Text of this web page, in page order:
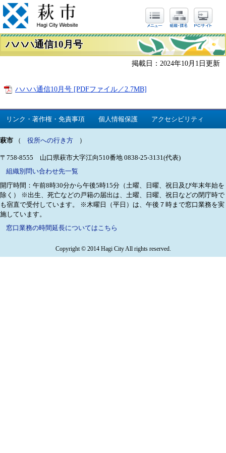
ハハハ通信10月号
掲載日：2024年10月1日更新
ハハハ通信10月号 [PDFファイル／2.7MB]
リンク・著作権・免責事項 個人情報保護 アクセシビリティ
萩市 （ 役所への行き方 ）
〒758-8555 山口県萩市大字江向510番地 0838-25-3131(代表)
組織別問い合わせ先一覧
開庁時間：午前8時30分から午後5時15分（土曜、日曜、祝日及び年末年始を
除く）
※出生、死亡などの戸籍の届出は、土曜、日曜、祝日などの閉庁時で
も宿直で受付しています。
※木曜日（平日）は、午後７時まで窓口業務を実
施しています。
窓口業務の時間延長についてはこちら
Copyright © 2014 Hagi City All rights reserved.